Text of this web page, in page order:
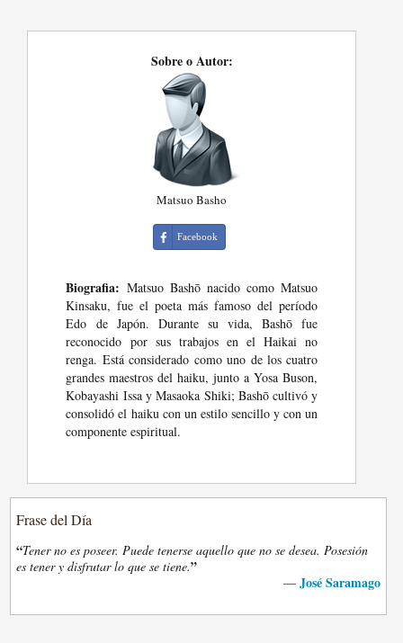
Sobre o Autor:
Matsuo Basho
Facebook
Biografia: Matsuo Bashō nacido como Matsuo
Kinsaku, fue el poeta más famoso del período
Edo de Japón. Durante su vida, Bashō fue
reconocido por sus trabajos en el Haikai no
renga. Está considerado como uno de los cuatro
grandes maestros del haiku, junto a Yosa Buson,
Kobayashi Issa y Masaoka Shiki; Bashō cultivó y
consolidó el haiku con un estilo sencillo y con un
componente espiritual.
Frase del Día
“Tener no es poseer. Puede tenerse aquello que no se desea. Posesión
es tener y disfrutar lo que se tiene.”
— José Saramago